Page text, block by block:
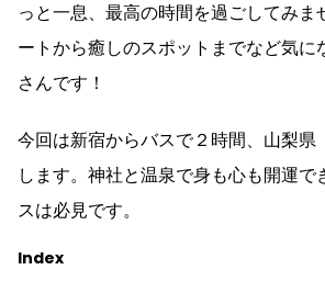
っと一息、最高の時間を過ごしてみま
ートから癒しのスポットまでなど気に
さんです！
今回は新宿からバスで２時間、山梨県
します。神社と温泉で身も心も開運で
スは必見です。
Index